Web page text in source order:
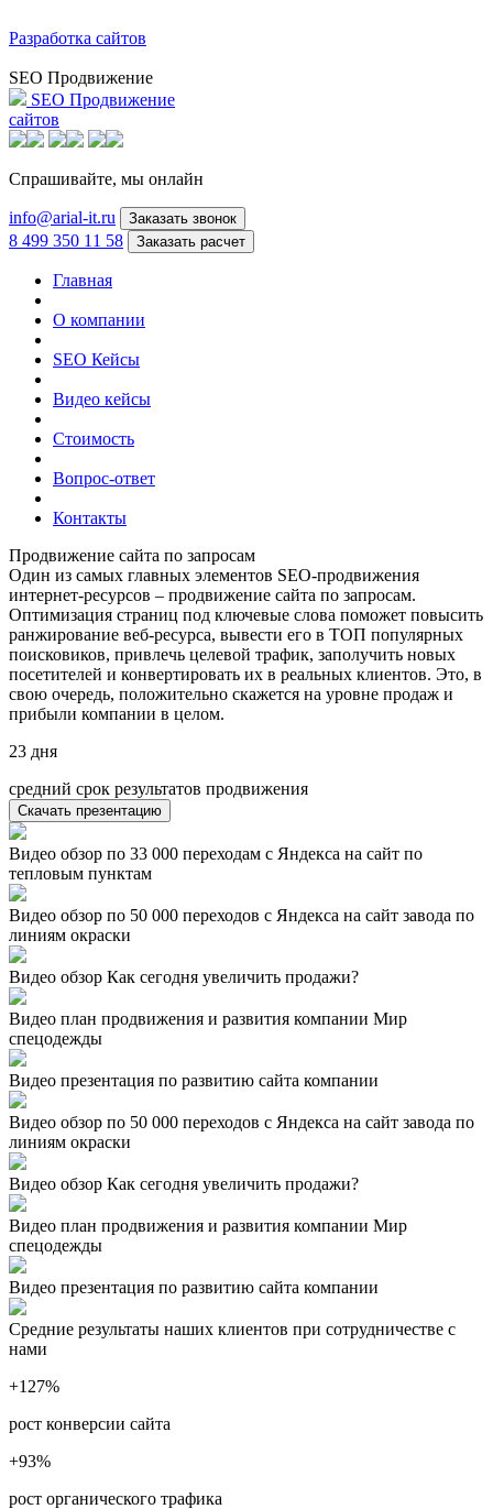
Разработка сайтов
SEO Продвижение
SEO Продвижение
сайтов
Спрашивайте, мы онлайн
info@arial-it.ru Заказать звонок
8 499 350 11 58 Заказать расчет
Главная
О компании
SEO Кейсы
Видео кейсы
Стоимость
Вопрос-ответ
Контакты
Продвижение сайта по запросам
Один из самых главных элементов SEO-продвижения
интернет-ресурсов – продвижение сайта по запросам.
Оптимизация страниц под ключевые слова поможет повысить
ранжирование веб-ресурса, вывести его в ТОП популярных
поисковиков, привлечь целевой трафик, заполучить новых
посетителей и конвертировать их в реальных клиентов. Это, в
свою очередь, положительно скажется на уровне продаж и
прибыли компании в целом.
23 дня
средний срок результатов продвижения
Скачать презентацию
Видео обзор по 33 000 переходам с Яндекса на сайт по
тепловым пунктам
Видео обзор по 50 000 переходов с Яндекса на сайт завода по
линиям окраски
Видео обзор Как сегодня увеличить продажи?
Видео план продвижения и развития компании Мир
спецодежды
Видео презентация по развитию сайта компании
Видео обзор по 50 000 переходов с Яндекса на сайт завода по
линиям окраски
Видео обзор Как сегодня увеличить продажи?
Видео план продвижения и развития компании Мир
спецодежды
Видео презентация по развитию сайта компании
Средние результаты наших клиентов при сотрудничестве с
нами
+127%
рост конверсии сайта
+93%
рост органического трафика